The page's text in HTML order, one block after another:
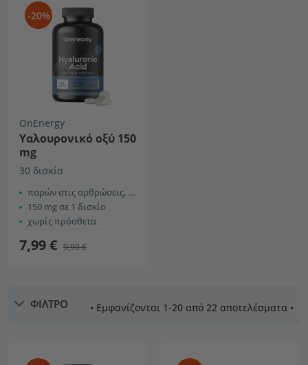
-20%
OnEnergy
Υαλουρονικό οξύ 150
mg
30 δισκία
παρών στις αρθρώσεις, το δέρμα και τα μάτια
150 mg σε 1 δισκίο
χωρίς πρόσθετα
7,99 € 9,99 €
ΦΙΛΤΡΟ • Εμφανίζονται 1-20 από 22 αποτελέσματα •